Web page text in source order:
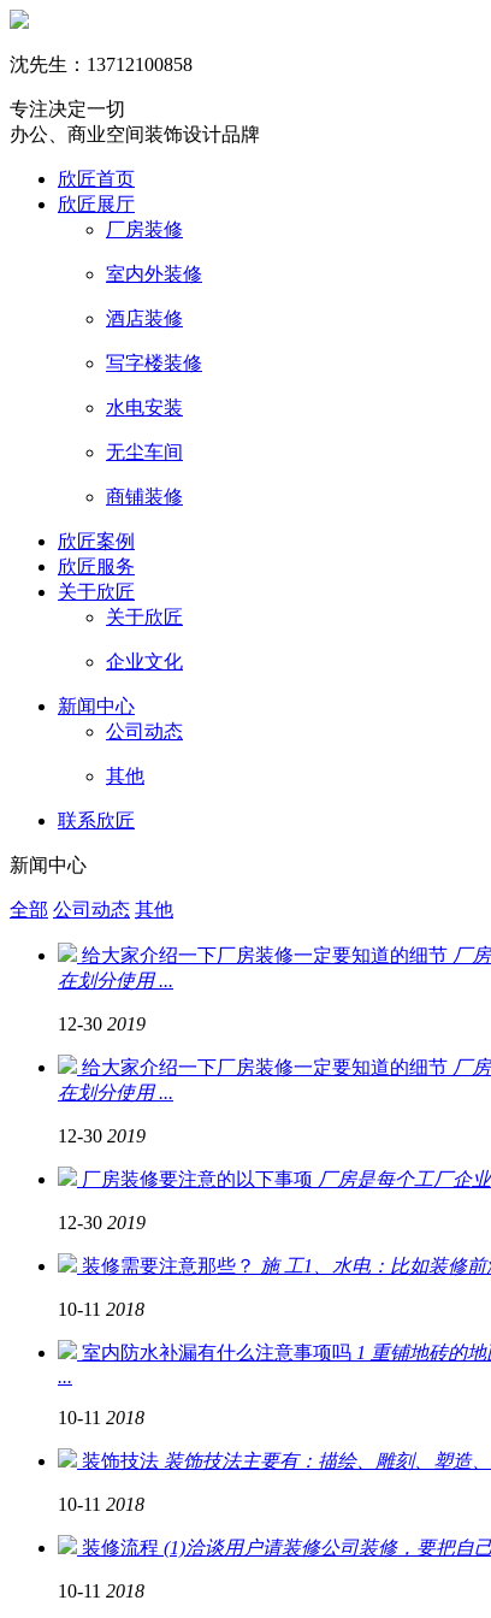
沈先生：13712100858
专注决定一切
办公、商业空间装饰设计品牌
欣匠首页
欣匠展厅
厂房装修
室内外装修
酒店装修
写字楼装修
水电安装
无尘车间
商铺装修
欣匠案例
欣匠服务
关于欣匠
关于欣匠
企业文化
新闻中心
公司动态
其他
联系欣匠
新闻中心
全部 公司动态 其他
给大家介绍一下厂房装修一定要知道的细节 厂
在划分使用 ...
12-30 2019
给大家介绍一下厂房装修一定要知道的细节 厂
在划分使用 ...
12-30 2019
厂房装修要注意的以下事项 厂房是每个工厂企
12-30 2019
装修需要注意那些？ 施 工1、水电：比如装修
10-11 2018
室内防水补漏有什么注意事项吗 1 重铺地砖的
...
10-11 2018
装饰技法 装饰技法主要有：描绘、雕刻、塑造
10-11 2018
装修流程 (1)洽谈用户请装修公司装修，要把自
10-11 2018